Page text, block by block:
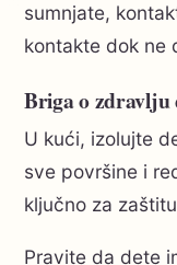
sumnjate,
kontakte dok ne
Briga o zdravlju
U kući, izolujte
sve površine i
ključno za
Pravite da dete